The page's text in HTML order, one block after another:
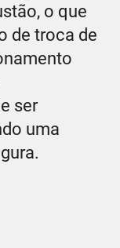
o que
de troca de
ser
uma